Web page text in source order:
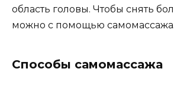
область головы. Чтобы снять
можно с помощью самомассажа.
Способы самомассажа